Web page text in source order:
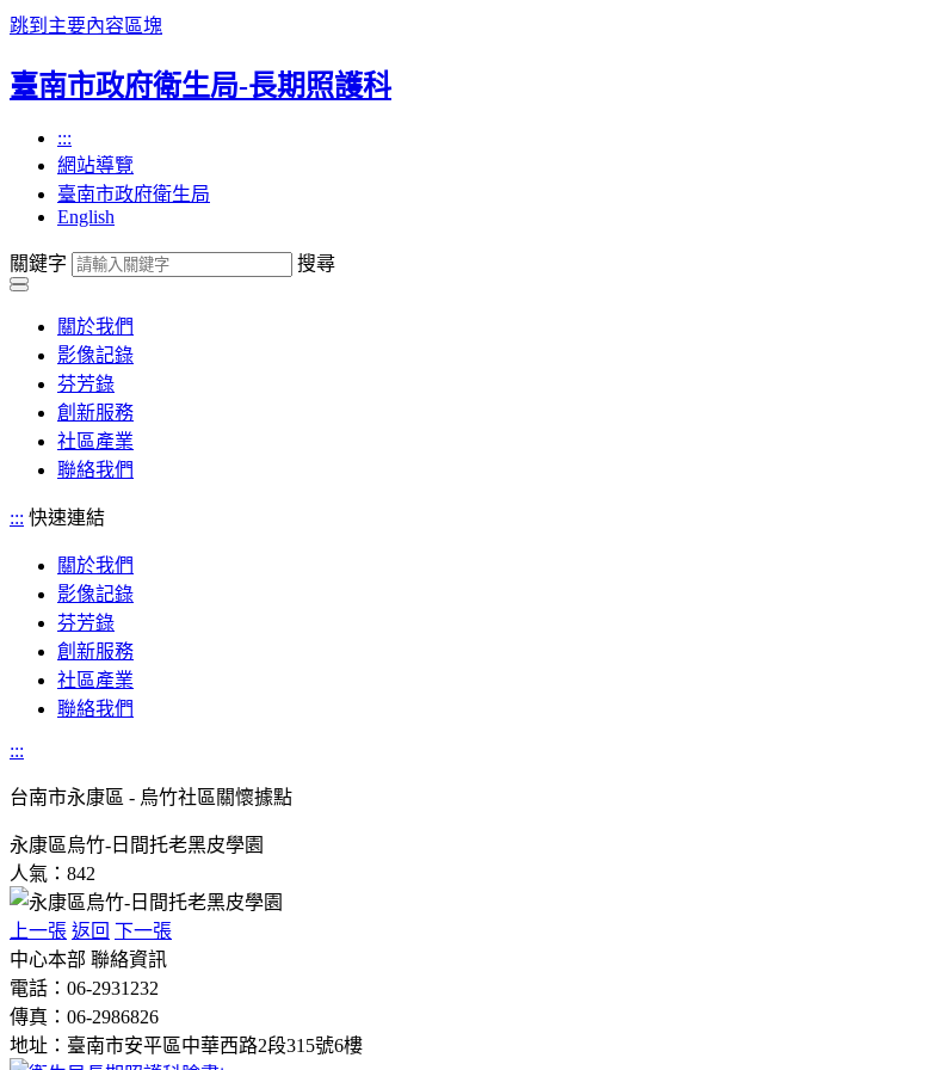
跳到主要內容區塊
臺南市政府衛生局-長期照護科
:::
網站導覽
臺南市政府衛生局
English
關鍵字 搜尋
關於我們
影像記錄
芬芳錄
創新服務
社區產業
聯絡我們
::: 快速連結
關於我們
影像記錄
芬芳錄
創新服務
社區產業
聯絡我們
:::
台南市永康區 - 烏竹社區關懷據點
永康區烏竹-日間托老黑皮學園
人氣：842
上一張 返回 下一張
中心本部 聯絡資訊
電話：06-2931232
傳真：06-2986826
地址：臺南市安平區中華西路2段315號6樓